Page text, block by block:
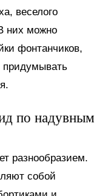
веселого
них можно
фонтанчиков,
придумывать
по надувным
разнообразием.
собой